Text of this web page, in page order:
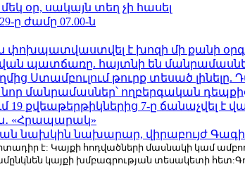
օր, սակայն տեղ չի հասել
ը ժամը 07.00-ն
փոխպատվաստվել է խոզի մի քանի
պատճառը. հայտնի են
Ստամբուլում թուրք տեսած լինելը.
նոր մանրամասներ՝ ողբերգական
քվեաթերթիկներից 7-ը ճանաչվել է
«Հրապարակ»
նախկին նախարար, վիրաբույժ
է: Կայքի հոդվածների մասնակի կամ
կայքի խմբագրության տեսակետի